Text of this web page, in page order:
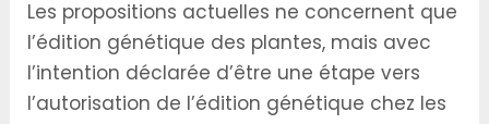
Les propositions actuelles ne concernent que
l’édition génétique des plantes, mais avec
l’intention déclarée d’être une étape vers
l’autorisation de l’édition génétique chez les